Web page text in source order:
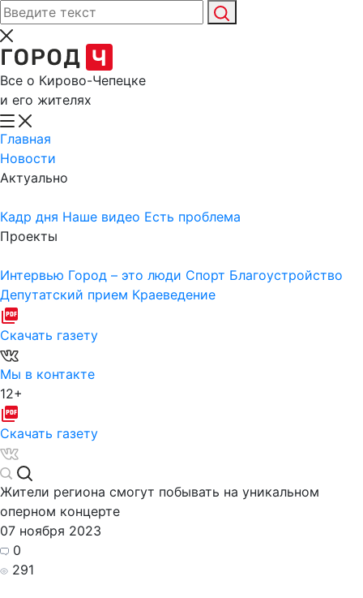
Все о Кирово-Чепецке
и его жителях
Главная
Новости
Актуально
Кадр дня Наше видео Есть проблема
Проекты
Интервью Город – это люди Спорт Благоустройство
Депутатский прием Краеведение
Скачать газету
Мы в контакте
12+
Скачать газету
Жители региона смогут побывать на уникальном
оперном концерте
07 ноября 2023
0
291